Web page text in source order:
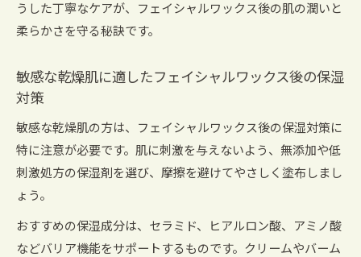
トラブルを防ぐためのフェイシャルワックス後
フェイシャルワックス施術後の回復サイクルと
うした丁寧なケアが、フェイシャルワックス後の肌の潤いと
柔らかさを守る秘訣です。
敏感な乾燥肌に適したフェイシャルワックス後の保湿
対策
敏感な乾燥肌の方は、フェイシャルワックス後の保湿対策に
特に注意が必要です。肌に刺激を与えないよう、無添加や低
刺激処方の保湿剤を選び、摩擦を避けてやさしく塗布しまし
ょう。
おすすめの保湿成分は、セラミド、ヒアルロン酸、アミノ酸
などバリア機能をサポートするものです。クリームやバーム